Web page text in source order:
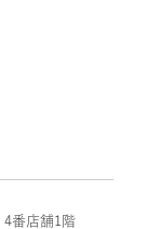
番店舗1階